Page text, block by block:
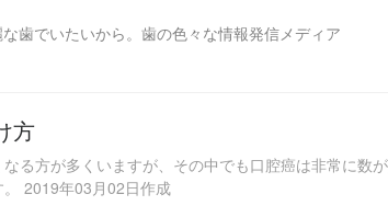
歯でいたいから。歯の色々な情報発信メディア
方
る方が多くいますが、その中でも口腔癌は非常に
2019年03月02日作成